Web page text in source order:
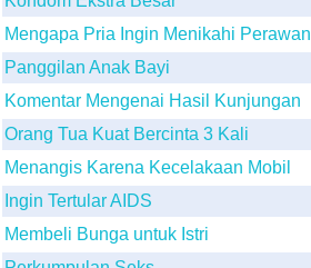
Mengapa Pria Ingin Menikahi Perawan
Panggilan Anak Bayi
Komentar Mengenai Hasil Kunjungan
Orang Tua Kuat Bercinta 3 Kali
Menangis Karena Kecelakaan Mobil
Ingin Tertular AIDS
Membeli Bunga untuk Istri